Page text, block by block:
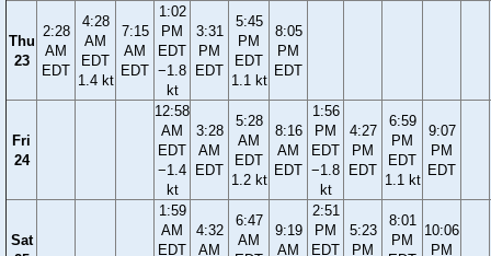
Thu
23
2:28
AM
EDT
4:28
AM
EDT
1.4 kt
7:15
AM
EDT
1:02
PM
EDT
−1.8
kt
3:31
PM
EDT
5:45
PM
EDT
1.1 kt
8:05
PM
EDT
Fri
24
12:58
AM
EDT
−1.4
kt
3:28
AM
EDT
5:28
AM
EDT
1.2 kt
8:16
AM
EDT
1:56
PM
EDT
−1.8
kt
4:27
PM
EDT
6:59
PM
EDT
1.1 kt
9:07
PM
EDT
Sat
1:59
AM
EDT
4:32
AM
6:47
AM
9:19
AM
2:51
PM
EDT
5:23
PM
8:01
PM
10:06
PM